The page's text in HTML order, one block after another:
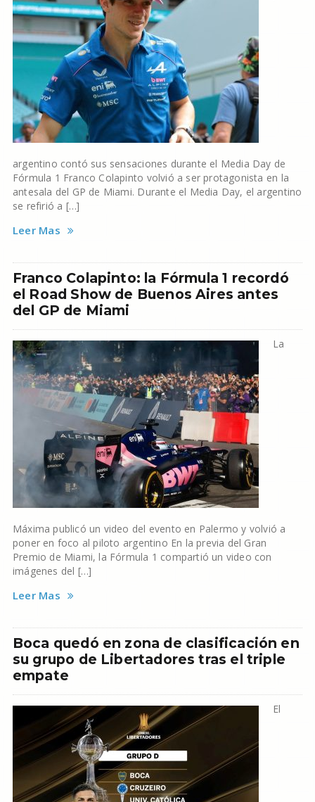
argentino contó sus sensaciones durante el Media Day de
Fórmula 1 Franco Colapinto volvió a ser protagonista en la
antesala del GP de Miami. Durante el Media Day, el argentino
se refirió a […]
Leer Mas
Franco Colapinto: la Fórmula 1 recordó
el Road Show de Buenos Aires antes
del GP de Miami
La
Máxima publicó un video del evento en Palermo y volvió a
poner en foco al piloto argentino En la previa del Gran
Premio de Miami, la Fórmula 1 compartió un video con
imágenes del […]
Leer Mas
Boca quedó en zona de clasificación en
su grupo de Libertadores tras el triple
empate
El